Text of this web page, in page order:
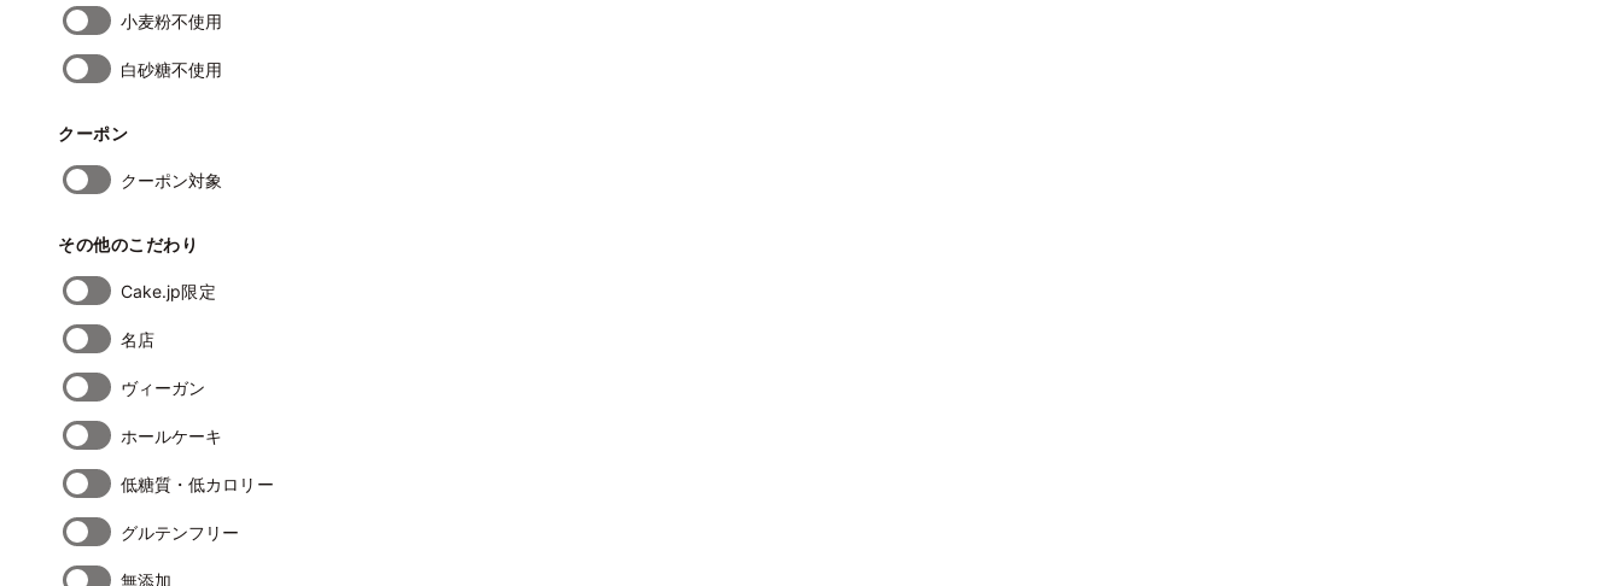
小麦粉不使用
白砂糖不使用
クーポン
クーポン対象
その他のこだわり
Cake.jp限定
名店
ヴィーガン
ホールケーキ
低糖質・低カロリー
グルテンフリー
無添加